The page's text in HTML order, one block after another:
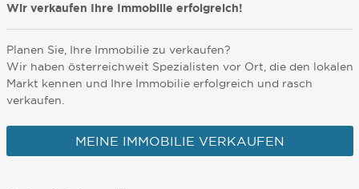
Wir verkaufen Ihre Immobilie erfolgreich!
Planen Sie, Ihre Immobilie zu verkaufen?
Wir haben österreichweit Spezialisten vor Ort, die den lokalen
Markt kennen und Ihre Immobilie erfolgreich und rasch
verkaufen.
MEINE IMMOBILIE VERKAUFEN